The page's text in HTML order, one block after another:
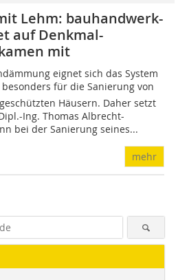
Lehm: bauhandwerk-
auf Denkmal-
mit
eignet sich das System
besonders für die Sanierung von
Häusern. Daher setzt
Ing. Thomas Albrecht-
bei der Sanierung seines...
mehr